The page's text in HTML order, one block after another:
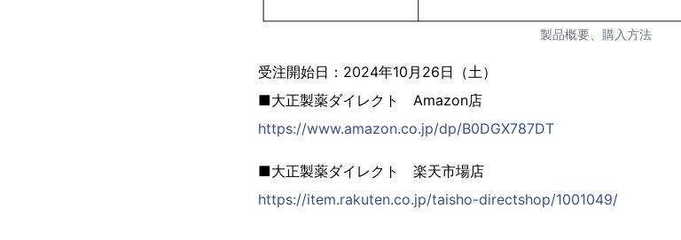
製品概要、購入方法
受注開始日：2024年10月26日（土）
■大正製薬ダイレクト Amazon店
https://www.amazon.co.jp/dp/B0DGX787DT
■大正製薬ダイレクト 楽天市場店
https://item.rakuten.co.jp/taisho-directshop/1001049/